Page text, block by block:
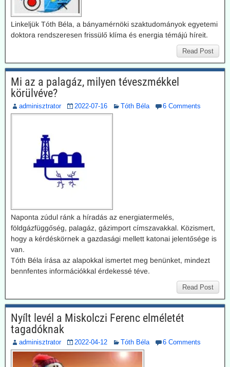
Linkeljük Tóth Béla, a bányamérnöki szaktudományok egyetemi
doktora rendszeresen frissülő klíma és energia témájú híreit.
Read Post
Mi az a palagáz, milyen téveszmékkel
körülvéve?
adminisztrator 2022-07-16 Tóth Béla 6 Comments
Naponta zúdul ránk a híradás az energiatermelés,
földgázfüggőség, palagáz, gázimport címszavakkal. Közismert,
hogy a kérdéskörnek a gazdasági mellett katonai jelentősége is
van.
Tóth Béla írása az alapokkal ismertet meg benünket, mindezt
bennfentes információkkal érdekessé téve.
Read Post
Nyílt levél a Miskolczi Ferenc elméletét
tagadóknak
adminisztrator 2022-04-12 Tóth Béla 6 Comments